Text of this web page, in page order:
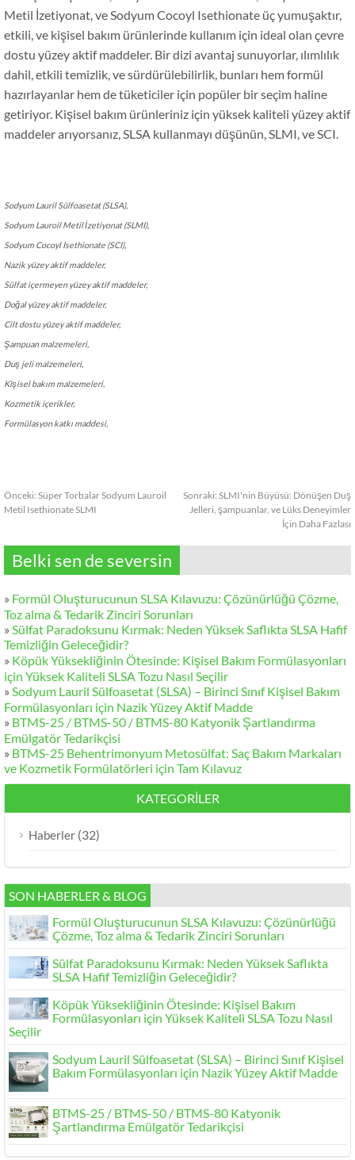
Metil İzetiyonat, ve Sodyum Cocoyl Isethionate üç yumuşaktır,
etkili, ve kişisel bakım ürünlerinde kullanım için ideal olan çevre
dostu yüzey aktif maddeler. Bir dizi avantaj sunuyorlar, ılımlılık
dahil, etkili temizlik, ve sürdürülebilirlik, bunları hem formül
hazırlayanlar hem de tüketiciler için popüler bir seçim haline
getiriyor. Kişisel bakım ürünleriniz için yüksek kaliteli yüzey aktif
maddeler arıyorsanız, SLSA kullanmayı düşünün, SLMI, ve SCI.
Sodyum Lauril Sülfoasetat (SLSA),
Sodyum Lauroil Metil İzetiyonat (SLMI),
Sodyum Cocoyl Isethionate (SCI),
Nazik yüzey aktif maddeler,
Sülfat içermeyen yüzey aktif maddeler,
Doğal yüzey aktif maddeler,
Cilt dostu yüzey aktif maddeler,
Şampuan malzemeleri,
Duş jeli malzemeleri,
Kişisel bakım malzemeleri,
Kozmetik içerikler,
Formülasyon katkı maddesi,
Önceki: Süper Torbalar Sodyum Lauroil
Metil Isethionate SLMI
Sonraki: SLMI'nin Büyüsü: Dönüşen Duş
Jelleri, şampuanlar, ve Lüks Deneyimler
İçin Daha Fazlası
Belki sen de seversin
» Formül Oluşturucunun SLSA Kılavuzu: Çözünürlüğü Çözme,
Toz alma & Tedarik Zinciri Sorunları
» Sülfat Paradoksunu Kırmak: Neden Yüksek Saflıkta SLSA Hafif
Temizliğin Geleceğidir?
» Köpük Yüksekliğinin Ötesinde: Kişisel Bakım Formülasyonları
için Yüksek Kaliteli SLSA Tozu Nasıl Seçilir
» Sodyum Lauril Sülfoasetat (SLSA) – Birinci Sınıf Kişisel Bakım
Formülasyonları için Nazik Yüzey Aktif Madde
» BTMS-25 / BTMS-50 / BTMS-80 Katyonik Şartlandırma
Emülgatör Tedarikçisi
» BTMS-25 Behentrimonyum Metosülfat: Saç Bakım Markaları
ve Kozmetik Formülatörleri için Tam Kılavuz
KATEGORILER
Haberler (32)
SON HABERLER & BLOG
Formül Oluşturucunun SLSA Kılavuzu: Çözünürlüğü
Çözme, Toz alma & Tedarik Zinciri Sorunları
Sülfat Paradoksunu Kırmak: Neden Yüksek Saflıkta
SLSA Hafif Temizliğin Geleceğidir?
Köpük Yüksekliğinin Ötesinde: Kişisel Bakım
Formülasyonları için Yüksek Kaliteli SLSA Tozu Nasıl
Seçilir
Sodyum Lauril Sülfoasetat (SLSA) – Birinci Sınıf Kişisel
Bakım Formülasyonları için Nazik Yüzey Aktif Madde
BTMS-25 / BTMS-50 / BTMS-80 Katyonik
Şartlandırma Emülgatör Tedarikçisi